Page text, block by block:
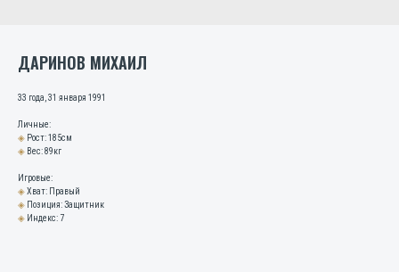
ДАРИНОВ МИХАИЛ
33 года, 31 января 1991
Личные:
◈ Рост: 185см
◈ Вес: 89кг
Игровые:
◈Хват: Правый
◈ Позиция: Защитник
◈ Индекс: 7